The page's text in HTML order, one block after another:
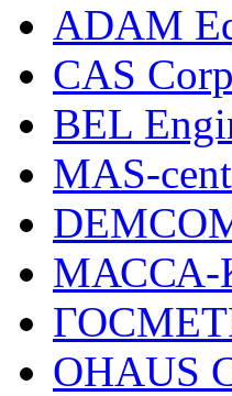
ADAM
CAS
BEL
MAS-
МАССА-
OHAUS